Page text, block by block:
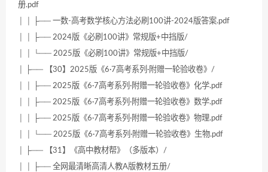
册.pdf
│ │ ├── 一数-高考数学核心方法必刷100讲-2024版答案.pdf
│ │ ├── 2024版《必刷100讲》常规版+中挡版/
│ │ └── 2025版《必刷100讲》常规版+中挡版/
│ ├── 【30】2025版《6·7高考系列·附赠一轮验收卷》/
│ │ ├── 2025版《6·7高考系列·附赠一轮验收卷》化学.pdf
│ │ ├── 2025版《6·7高考系列·附赠一轮验收卷》数学.pdf
│ │ ├── 2025版《6·7高考系列·附赠一轮验收卷》物理.pdf
│ │ └── 2025版《6·7高考系列·附赠一轮验收卷》生物.pdf
│ ├── 【31】《高中教材帮》（多版本）/
│ │ ├── 全网最清晰高清人教A版教材五册/